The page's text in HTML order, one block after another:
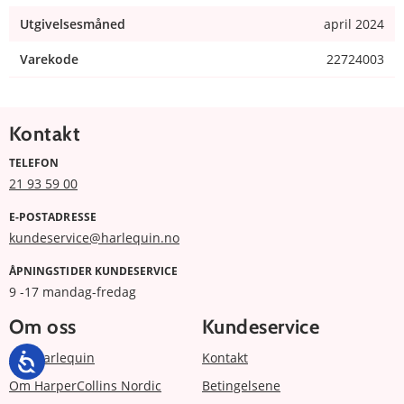
Utgivelsesmåned april 2024
Varekode 22724003
Kontakt
TELEFON
21 93 59 00
E-POSTADRESSE
kundeservice@harlequin.no
ÅPNINGSTIDER KUNDESERVICE
9 -17 mandag-fredag
Om oss
Om Harlequin
Om HarperCollins Nordic
Kundeservice
Kontakt
Betingelsene